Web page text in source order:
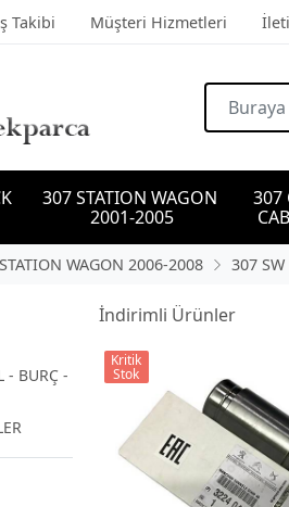
Takibi Müşteri Hizmetleri
307 STATION WAGON
2001-2005
307
WAGON 2006-2008 307
- BURÇ -
İndirimli Ürünler
Kritik
Stok